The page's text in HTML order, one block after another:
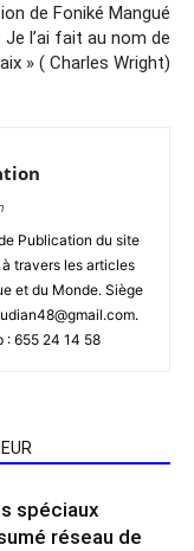
de Foniké Mangué
Je l’ai fait au nom de
» ( Charles Wright)
Publication du site
travers les articles
et du Monde. Siège
: 655 24 14 58
spéciaux
réseau de